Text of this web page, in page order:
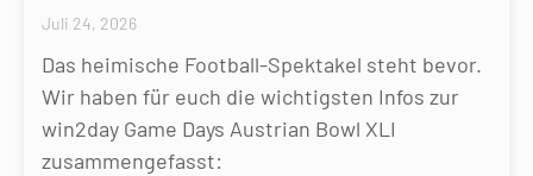
Juli 24, 2026
Das heimische Football-Spektakel steht bevor.
Wir haben für euch die wichtigsten Infos zur
win2day Game Days Austrian Bowl XLI
zusammengefasst: